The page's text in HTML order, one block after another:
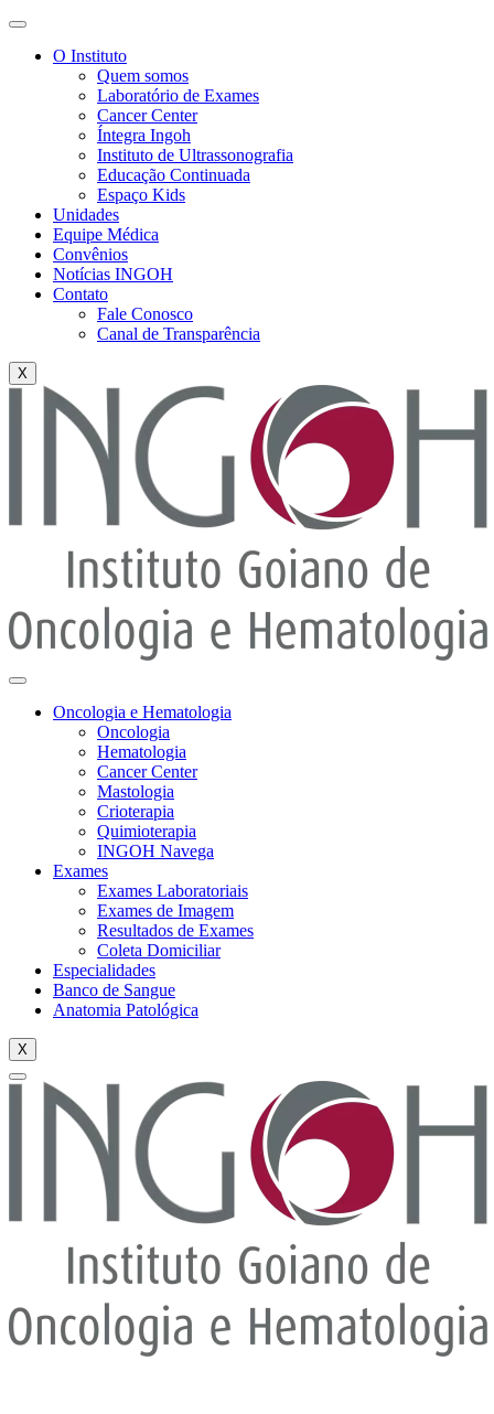
O Instituto
Quem somos
Laboratório de Exames
Cancer Center
Íntegra Ingoh
Instituto de Ultrassonografia
Educação Continuada
Espaço Kids
Unidades
Equipe Médica
Convênios
Notícias INGOH
Contato
Fale Conosco
Canal de Transparência
X
Oncologia e Hematologia
Oncologia
Hematologia
Cancer Center
Mastologia
Crioterapia
Quimioterapia
INGOH Navega
Exames
Exames Laboratoriais
Exames de Imagem
Resultados de Exames
Coleta Domiciliar
Especialidades
Banco de Sangue
Anatomia Patológica
X